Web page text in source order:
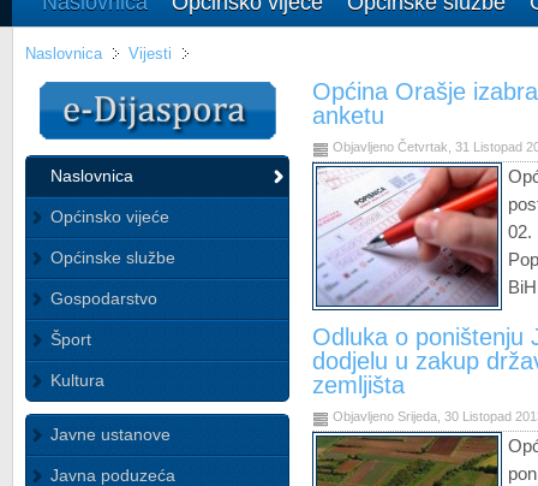
Naslovnica Vijesti
Naslovnica
Općinsko vijeće
Općinske službe
Gospodarstvo
Šport
Kultura
Javne ustanove
Javna poduzeća
Općina Orašje
anketu
Objavljeno Četvrtak, 31 Listopad
Odluka o poništenju
dodjelu u zakup
zemljišta
Objavljeno Srijeda, 30 Listopad